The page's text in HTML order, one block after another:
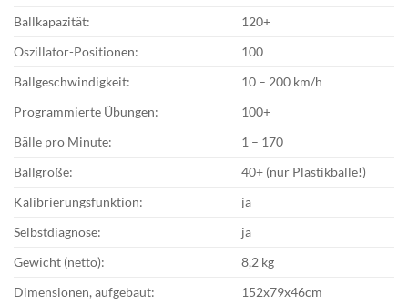
Ballkapazität:
120+
Oszillator-Positionen:
100
Ballgeschwindigkeit:
10 – 200 km/h
Programmierte Übungen:
100+
Bälle pro Minute:
1 – 170
Ballgröße:
40+ (nur Plastikbälle!)
Kalibrierungsfunktion:
ja
Selbstdiagnose:
ja
Gewicht (netto):
8,2 kg
Dimensionen, aufgebaut:
152x79x46cm